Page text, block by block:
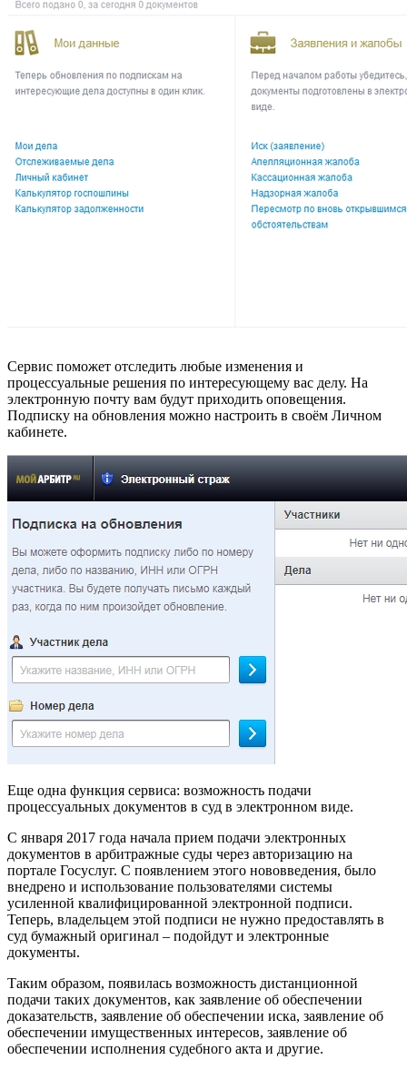
Сервис поможет отследить любые изменения и
процессуальные решения по интересующему вас делу. На
электронную почту вам будут приходить оповещения.
Подписку на обновления можно настроить в своём Личном
кабинете.
Еще одна функция сервиса: возможность подачи
процессуальных документов в суд в электронном виде.
С января 2017 года начала прием подачи электронных
документов в арбитражные суды через авторизацию на
портале Госуслуг. С появлением этого нововведения, было
внедрено и использование пользователями системы
усиленной квалифицированной электронной подписи.
Теперь, владельцем этой подписи не нужно предоставлять в
суд бумажный оригинал – подойдут и электронные
документы.
Таким образом, появилась возможность дистанционной
подачи таких документов, как заявление об обеспечении
доказательств, заявление об обеспечении иска, заявление об
обеспечении имущественных интересов, заявление об
обеспечении исполнения судебного акта и другие.